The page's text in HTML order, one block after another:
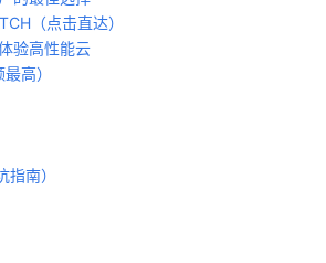
（点击直达）
验高性能云
高）
南）